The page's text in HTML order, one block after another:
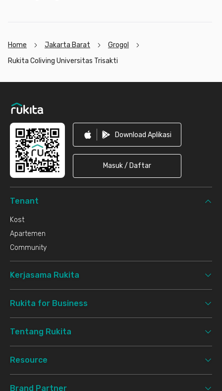
Home Jakarta Barat
Grogol
Rukita Coliving Universitas Trisakti
Download Aplikasi
Masuk / Daftar
Tenant
Kost
Apartemen
Community
Kerjasama Rukita
Rukita for Business
Tentang Rukita
Resource
Brand Partner